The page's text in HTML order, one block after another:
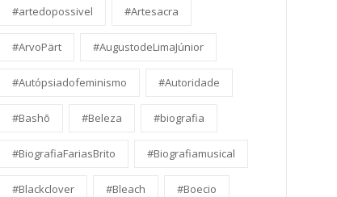
#artedopossivel #Artesacra
#ArvoPärt #AugustodeLimaJúnior
#Autópsiadofeminismo #Autoridade
#Bashō #Beleza #biografia
#BiografiaFariasBrito #Biografiamusical
#Blackclover #Bleach #Boecio